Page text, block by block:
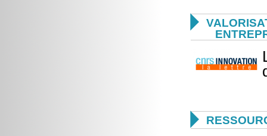

